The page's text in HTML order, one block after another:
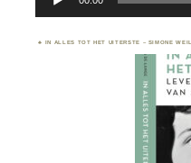
IN ALLES TOT HET UITERSTE – SIMONE WEIL